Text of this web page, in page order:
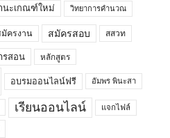
นะเกณฑ์ใหม่ วิทยาการคำนวณ
มัครงาน สมัครสอบ สสวท
รสอน หลักสูตร
อบรมออนไลน์ฟรี อัมพร พินะสา
เรียนออนไลน์ แจกไฟล์